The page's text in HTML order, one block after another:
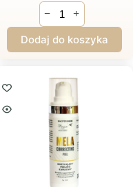
ilość
V
LIFTING
PROCEDURE
3
− +
Dodaj do koszyka